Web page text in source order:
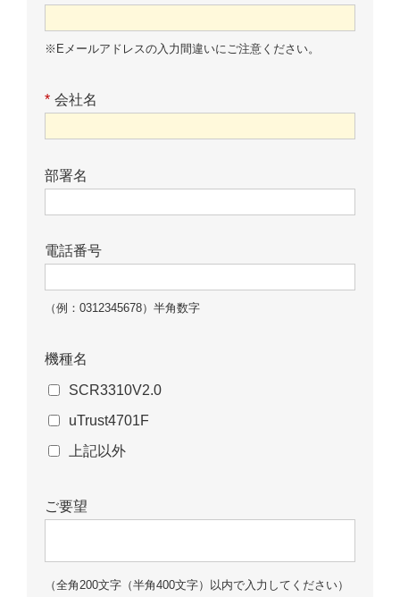
※Eメールアドレスの入力間違いにご注意ください。
* 会社名
部署名
電話番号
（例：0312345678）半角数字
機種名
SCR3310V2.0
uTrust4701F
上記以外
ご要望
（全角200文字（半角400文字）以内で入力してください）